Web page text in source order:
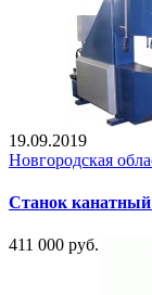
19.09.2019
Новгородская
Станок канатный
411 000 руб.